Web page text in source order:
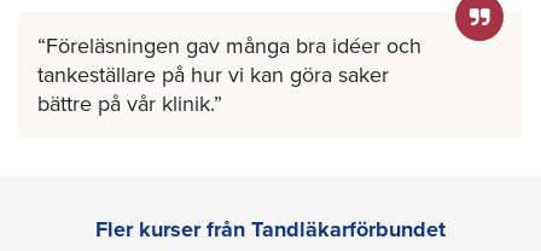
Föreläsningen gav många bra idéer och
tankeställare på hur vi kan göra saker
bättre på vår klinik.
Fler kurser från Tandläkarförbundet